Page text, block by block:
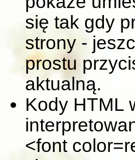
się tak gdy
strony -
prostu
aktualną.
Kody HTML
<font